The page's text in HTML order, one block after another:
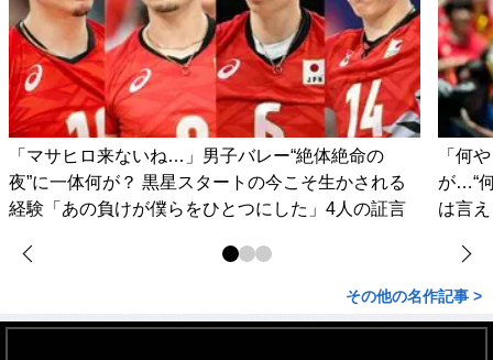
「マサヒロ来ないね…」男子バレー“絶体絶命の
夜”に一体何が？ 黒星スタートの今こそ生かされる
経験「あの負けが僕らをひとつにした」4人の証言
「何
が…“
は言
その他の名作記事 >